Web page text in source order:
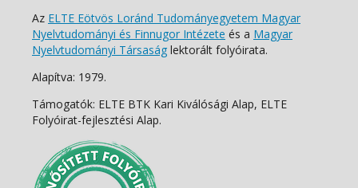
Az ELTE Eötvös Loránd Tudományegyetem Magyar
Nyelvtudományi és Finnugor Intézete és a Magyar
Nyelvtudományi Társaság lektorált folyóirata.
Alapítva: 1979.
Támogatók: ELTE BTK Kari Kiválósági Alap, ELTE
Folyóirat-fejlesztési Alap.